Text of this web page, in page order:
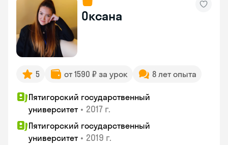
Оксана
5 от 1590 ₽ за урок 8 лет опыта
Пятигорский государственный
университет • 2017 г.
Пятигорский государственный
университет • 2019 г.